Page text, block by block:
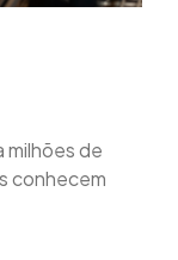
milhões de
conhecem